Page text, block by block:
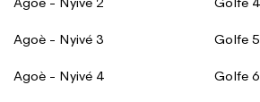
Agoè - Nyivé 3
Agoè - Nyivé 4
Golfe 5
Golfe 6